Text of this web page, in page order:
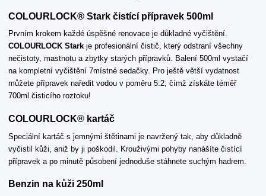
COLOURLOCK® Stark čistící přípravek 500ml
Prvním krokem každé úspěšné renovace je důkladné vyčištění.
COLOURLOCK Stark je profesionální čistič, který odstraní všechny
nečistoty, mastnotu a zbytky starých přípravků. Balení 500ml vystačí
na kompletní vyčištění 7místné sedačky. Pro ještě větší vydatnost
můžete přípravek naředit vodou v poměru 5:2, čímž získáte téměř
700ml čisticího roztoku!
COLOURLOCK® kartáč
Speciální kartáč s jemnými štětinami je navržený tak, aby důkladně
vyčistil kůži, aniž by ji poškodil. Krouživými pohyby nanášíte čistící
přípravek a po minutě působení jednoduše stáhnete suchým hadrem.
Benzin na kůži 250ml